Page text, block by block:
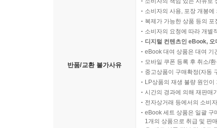
반품/교환 불가사유
소비자의 사용, 포장 개봉
복제가 가능한 상품 등의
소비자의 요청에 따라 개별
디지털 컨텐츠인 eBook,
eBook 대여 상품은 대여 기
모바일 쿠폰 등록 후 취소/
중고상품이 구매확정(자동
LP상품의 재생 불량 원인
시간의 경과에 의해 재판매
전자상거래 등에서의 소비
eBook 세트 상품은 일괄 구
1개의 상품으로 취급 및 판